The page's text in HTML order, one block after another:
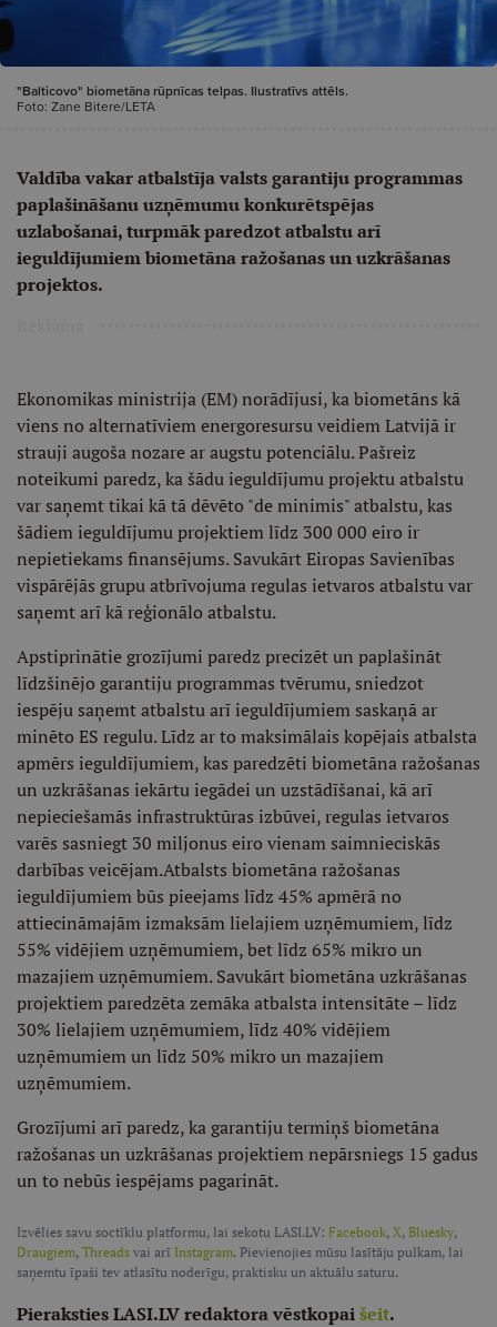
"Balticovo" biometāna rūpnīcas telpas. Ilustratīvs attēls.
Foto: Zane Bitere/LETA
Valdība vakar atbalstīja valsts garantiju programmas
paplašināšanu uzņēmumu konkurētspējas
uzlabošanai, turpmāk paredzot atbalstu arī
ieguldījumiem biometāna ražošanas un uzkrāšanas
projektos.
Ekonomikas ministrija (EM) norādījusi, ka biometāns kā
viens no alternatīviem energoresursu veidiem Latvijā ir
strauji augoša nozare ar augstu potenciālu. Pašreiz
noteikumi paredz, ka šādu ieguldījumu projektu atbalstu
var saņemt tikai kā tā dēvēto "de minimis" atbalstu, kas
šādiem ieguldījumu projektiem līdz 300 000 eiro ir
nepietiekams finansējums. Savukārt Eiropas Savienības
vispārējās grupu atbrīvojuma regulas ietvaros atbalstu var
saņemt arī kā reģionālo atbalstu.
Apstiprinātie grozījumi paredz precizēt un paplašināt
līdzšinējo garantiju programmas tvērumu, sniedzot
iespēju saņemt atbalstu arī ieguldījumiem saskaņā ar
minēto ES regulu. Līdz ar to maksimālais kopējais atbalsta
apmērs ieguldījumiem, kas paredzēti biometāna ražošanas
un uzkrāšanas iekārtu iegādei un uzstādīšanai, kā arī
nepieciešamās infrastruktūras izbūvei, regulas ietvaros
varēs sasniegt 30 miljonus eiro vienam saimnieciskās
darbības veicējam.Atbalsts biometāna ražošanas
ieguldījumiem būs pieejams līdz 45% apmērā no
attiecināmajām izmaksām lielajiem uzņēmumiem, līdz
55% vidējiem uzņēmumiem, bet līdz 65% mikro un
mazajiem uzņēmumiem. Savukārt biometāna uzkrāšanas
projektiem paredzēta zemāka atbalsta intensitāte – līdz
30% lielajiem uzņēmumiem, līdz 40% vidējiem
uzņēmumiem un līdz 50% mikro un mazajiem
uzņēmumiem.
Grozījumi arī paredz, ka garantiju termiņš biometāna
ražošanas un uzkrāšanas projektiem nepārsniegs 15 gadus
un to nebūs iespējams pagarināt.
Izvēlies savu soctīklu platformu, lai sekotu LASI.LV: Facebook, X, Bluesky,
Draugiem, Threads vai arī Instagram. Pievienojies mūsu lasītāju pulkam, lai
saņemtu īpaši tev atlasītu noderīgu, praktisku un aktuālu saturu.
Pieraksties LASI.LV redaktora vēstkopaišeit.